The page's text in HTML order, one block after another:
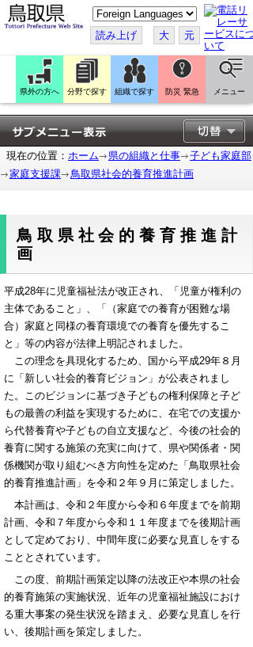
こ
の
ペ
ー
ジ
翻
訳
す
る
読み上げ 大 元
県外の方へ 分野で探す 組織で探す 防災 緊急 メニュー
現在の位置： ホーム 県の組織と仕事
子ども家庭部
家庭支援課
鳥取県社会的養育推進計画
鳥取県社会的養育推進計
画
平成28年に児童福祉法が改正され、「児童が権利の
主体であること」、「（家庭での養育が困難な場
合）家庭と同様の養育環境での養育を優先するこ
と」等の内容が法律上明記されました。
この理念を具現化するため、国から平成29年８月
に「新しい社会的養育ビジョン」が公表されまし
た。このビジョンに基づき子どもの権利保障と子ど
もの最善の利益を実現するために、在宅での支援か
ら代替養育や子どもの自立支援など、今後の社会的
養育に関する施策の充実に向けて、県や関係者・関
係機関が取り組むべき方向性を定めた「鳥取県社会
的養育推進計画」を令和２年９月に策定しました。
本計画は、令和２年度から令和６年度までを前期
計画、令和７年度から令和１１年度までを後期計画
として定めており、中間年度に必要な見直しをする
こととされています。
この度、前期計画策定以降の法改正や本県の社会
的養育施策の実施状況、近年の児童福祉施設におけ
る重大事案の発生状況を踏まえ、必要な見直しを行
い、後期計画を策定しました。